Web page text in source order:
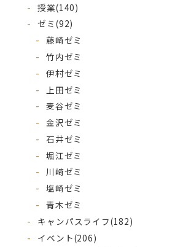
授業(140)
ゼミ(92)
藤崎ゼミ
竹内ゼミ
伊村ゼミ
上田ゼミ
麦谷ゼミ
金沢ゼミ
石井ゼミ
堀江ゼミ
川﨑ゼミ
塩崎ゼミ
青木ゼミ
キャンパスライフ(182)
イベント(206)